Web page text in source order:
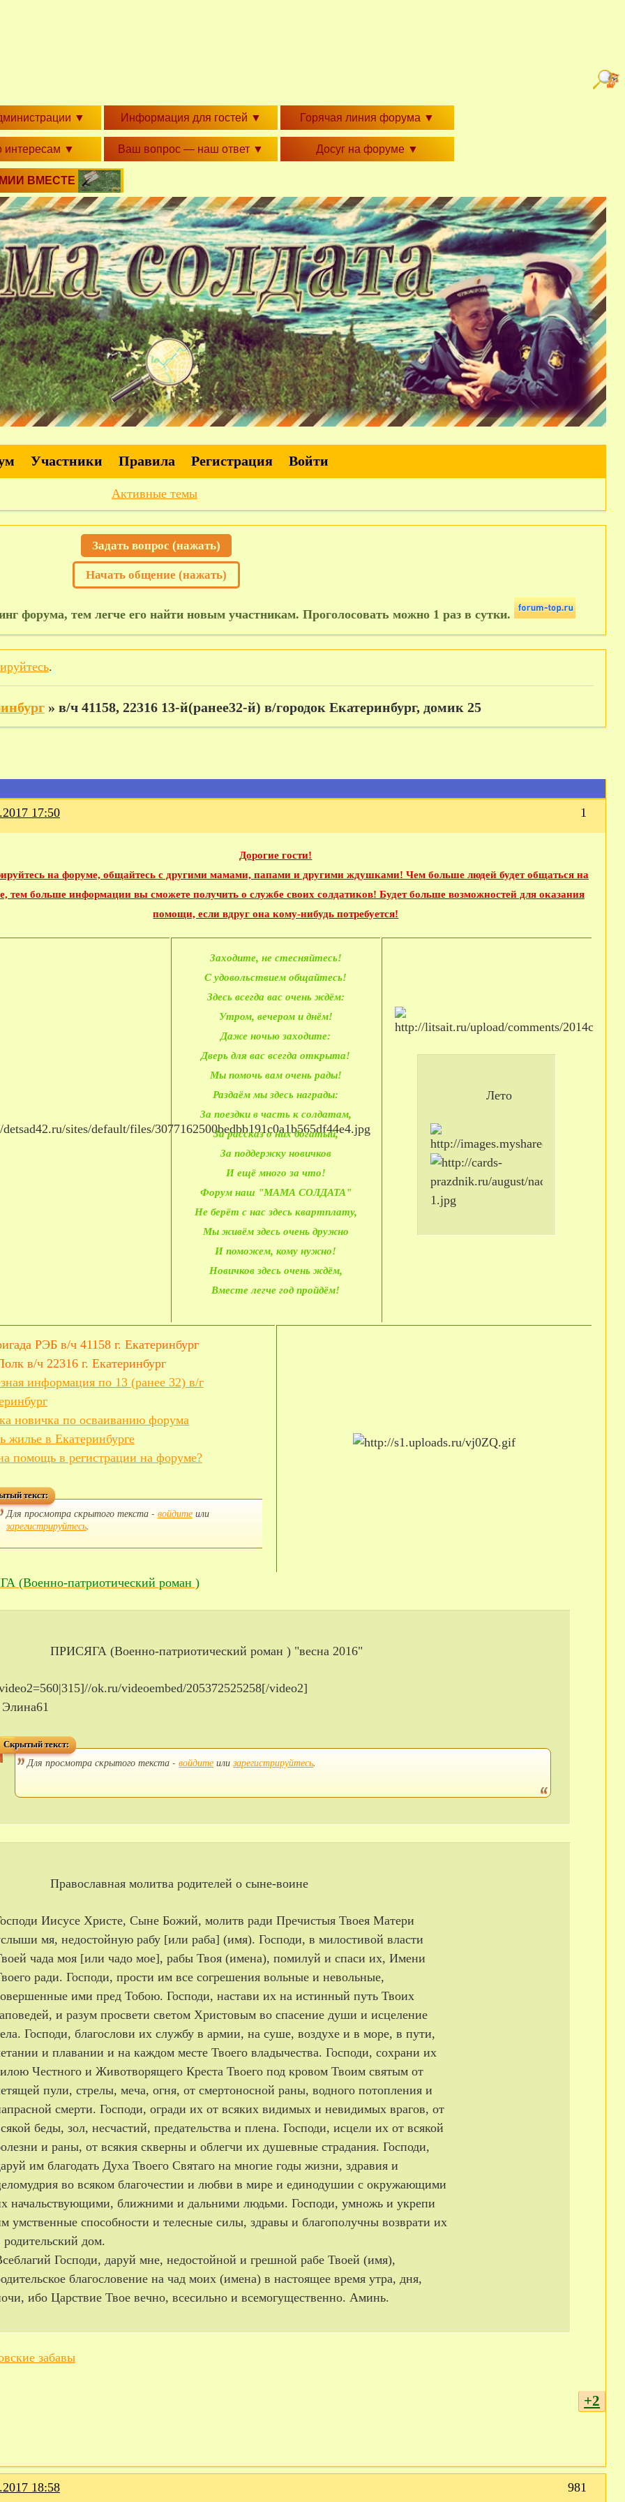
▼ Информация для гостей ▼ Горячая линия форума ▼
интересам ▼ Ваш вопрос — наш ответ ▼ Досуг на форуме ▼
ВМЕСТЕ
Участники Правила Регистрация Войти
Активные темы
Задать вопрос (нажать)
Начать общение (нажать)
форума, тем легче его найти новым участникам. Проголосовать можно 1 раз в сутки.
.
» в/ч 41158, 22316 13-й(ранее32-й) в/городок Екатеринбург, домик 25
1
17:50
Дорогие гости!
на форуме, общайтесь с другими мамами, папами и другими ждушками! Чем больше людей будет общаться на
тем больше информации вы сможете получить о службе своих солдатиков! Будет больше возможностей для оказания
помощи, если вдруг она кому-нибудь потребуется!
Заходите, не стесняйтесь!
С удовольствием общайтесь!
Здесь всегда вас очень ждём:
Утром, вечером и днём!
Даже ночью заходите:
Дверь для вас всегда открыта!
Мы помочь вам очень рады!
Раздаём мы здесь награды:
За поездки в часть к солдатам,
За рассказ о них богатый,
За поддержку новичков
И ещё много за что!
Форум наш "МАМА СОЛДАТА"
Не берёт с нас здесь квартплату,
Мы живём здесь очень дружно
И поможем, кому нужно!
Новичков здесь очень ждём,
Вместе легче год пройдём!
Лето
РЭБ в/ч 41158 г. Екатеринбург
в/ч 22316 г. Екатеринбург
информация по 13 (ранее 32) в/г
новичка по осваиванию форума
жилье в Екатеринбурге
помощь в регистрации на форуме?
текст:
Для просмотра скрытого текста - войдитеили
зарегистрируйтесь.
(Военно-патриотический роман )
ПРИСЯГА (Военно-патриотический роман ) "весна 2016"
ok.ru/videoembed/205372525258[/video2]
Скрытый текст:
Для просмотра скрытого текста -войдите илизарегистрируйтесь.
Православная молитва родителей о сыне-воине
Иисусе Христе, Сыне Божий, молитв ради Пречистыя Твоея Матери
мя, недостойную рабу [или раба] (имя). Господи, в милостивой власти
чада моя [или чадо мое], рабы Твоя (имена), помилуй и спаси их, Имени
ради. Господи, прости им все согрешения вольные и невольные,
ими пред Тобою. Господи, настави их на истинный путь Твоих
и разум просвети светом Христовым во спасение души и исцеление
Господи, благослови их службу в армии, на суше, воздухе и в море, в пути,
и плавании и на каждом месте Твоего владычества. Господи, сохрани их
Честного и Животворящего Креста Твоего под кровом Твоим святым от
пули, стрелы, меча, огня, от смертоносной раны, водного потопления и
смерти. Господи, огради их от всяких видимых и невидимых врагов, от
беды, зол, несчастий, предательства и плена. Господи, исцели их от всякой
и раны, от всякия скверны и облегчи их душевные страдания. Господи,
им благодать Духа Твоего Святаго на многие годы жизни, здравия и
во всяком благочестии и любви в мире и единодушии с окружающими
начальствующими, ближними и дальними людьми. Господи, умножь и укрепи
умственные способности и телесные силы, здравы и благополучны возврати их
родительский дом.
Господи, даруй мне, недостойной и грешной рабе Твоей (имя),
благословение на чад моих (имена) в настоящее время утра, дня,
ибо Царствие Твое вечно, всесильно и всемогущественно. Аминь.
забавы
+2
981
18:58